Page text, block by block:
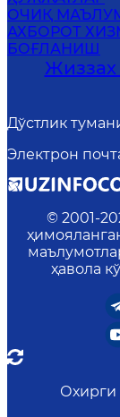
ОЧИҚ
АХБОРОТ
БОҒЛАНИШ
Жиззах
Дўстлик
Электрон
© 2001-
ҳавола